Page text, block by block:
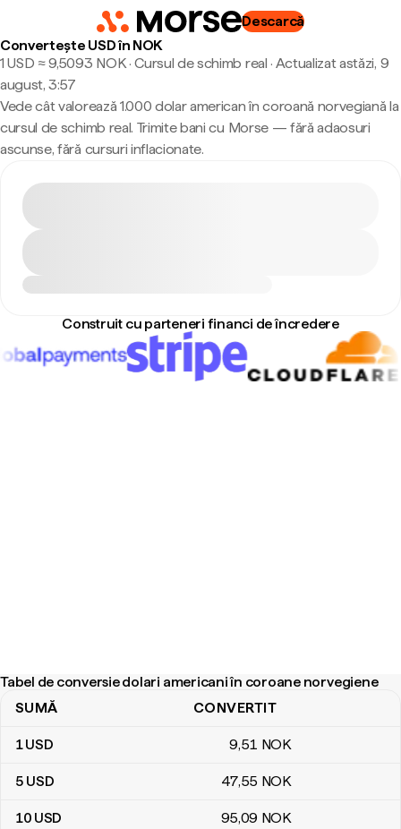
Descarcă
Convertește USD în NOK
1 USD ≈ 9,5093 NOK · Cursul de schimb real · Actualizat astăzi, 9
august, 3:57
Vede cât valorează 1.000 dolar american în coroană norvegiană la
cursul de schimb real. Trimite bani cu Morse — fără adaosuri
ascunse, fără cursuri inflacionate.
Construit cu parteneri financi de încredere
Tabel de conversie dolari americani în coroane norvegiene
Tabel de conversie dolari americani în coroane norvegiene
SUMĂ CONVERTIT
1USD 9,51 NOK
5 USD 47,55 NOK
10 USD 95,09 NOK